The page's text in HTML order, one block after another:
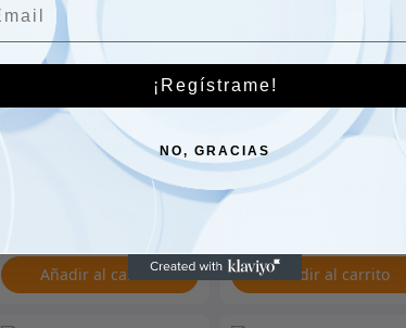
Manija Ventana Manivela
derecha + izquierda
Añadir al carrito
Sistema de escape
trasero Cat de 2,5 L.
195.00€
Añadir al carrito
¡Regístrame!
NO, GRACIAS